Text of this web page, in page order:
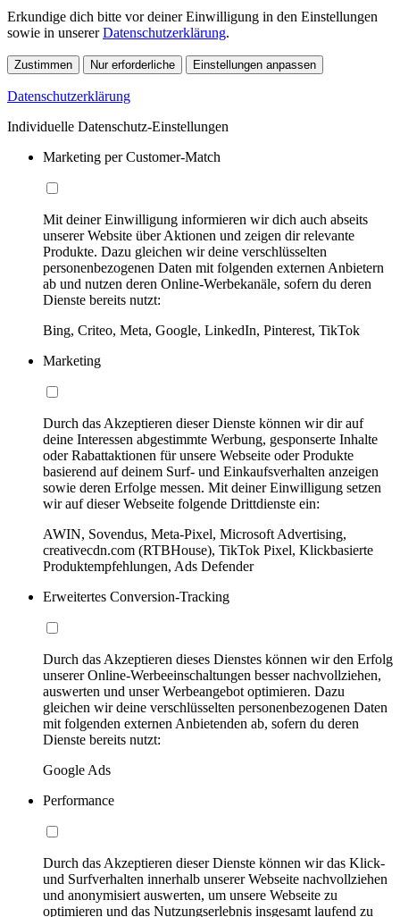
Erkundige dich bitte vor deiner Einwilligung in den Einstellungen
sowie in unsererDatenschutzerklärung.
Zustimmen Nur erforderliche Einstellungen anpassen
Datenschutzerklärung
Individuelle Datenschutz-Einstellungen
Marketing per Customer-Match
Mit deiner Einwilligung informieren wir dich auch abseits
unserer Website über Aktionen und zeigen dir relevante
Produkte. Dazu gleichen wir deine verschlüsselten
personenbezogenen Daten mit folgenden externen Anbietern
ab und nutzen deren Online-Werbekanäle, sofern du deren
Dienste bereits nutzt:
Bing, Criteo, Meta, Google, LinkedIn, Pinterest, TikTok
Marketing
Durch das Akzeptieren dieser Dienste können wir dir auf
deine Interessen abgestimmte Werbung, gesponserte Inhalte
oder Rabattaktionen für unsere Webseite oder Produkte
basierend auf deinem Surf- und Einkaufsverhalten anzeigen
sowie deren Erfolge messen. Mit deiner Einwilligung setzen
wir auf dieser Webseite folgende Drittdienste ein:
AWIN, Sovendus, Meta-Pixel, Microsoft Advertising,
creativecdn.com (RTBHouse), TikTok Pixel, Klickbasierte
Produktempfehlungen, Ads Defender
Erweitertes Conversion-Tracking
Durch das Akzeptieren dieses Dienstes können wir den Erfolg
unserer Online-Werbeeinschaltungen besser nachvollziehen,
auswerten und unser Werbeangebot optimieren. Dazu
gleichen wir deine verschlüsselten personenbezogenen Daten
mit folgenden externen Anbietenden ab, sofern du deren
Dienste bereits nutzt:
Google Ads
Performance
Durch das Akzeptieren dieser Dienste können wir das Klick-
und Surfverhalten innerhalb unserer Webseite nachvollziehen
und anonymisiert auswerten, um unsere Webseite zu
optimieren und das Nutzungserlebnis insgesamt laufend zu